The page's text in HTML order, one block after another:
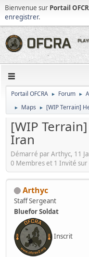
Bienvenue sur Portail
enregistrer.
Portail OFCRA ► Forum ►
► Maps ► [WIP Terrain]
[WIP
Iran
Démarré par Arthyc, 11
0 Membres et 1 Invité sur
Arthyc
Staff Sergeant
Bluefor Soldat
Inscrit